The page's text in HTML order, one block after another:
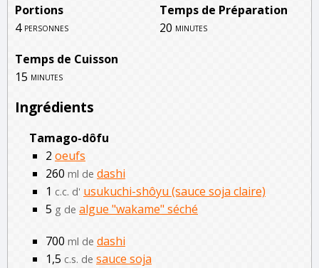
Portions
Temps de Préparation
4 personnes 20 minutes
Temps de Cuisson
15 minutes
Ingrédients
Tamago-dôfu
2oeufs
260 ml de dashi
1 c.c. d' usukuchi-shôyu (sauce soja claire)
5 g de algue "wakame" séché
700 ml de dashi
1,5 c.s. de sauce soja